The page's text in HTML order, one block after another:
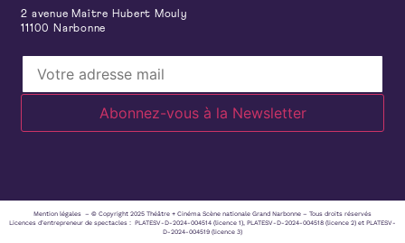
2 avenue Maître Hubert Mouly
11100 Narbonne
Mention légales – © Copyright 2025 Théâtre + Cinéma Scène nationale Grand Narbonne – Tous droits réservés
Licences d’entrepreneur de spectacles : PLATESV-D-2024-004514 (licence 1), PLATESV-D-2024-004518 (licence 2) et PLATESV-
D-2024-004519 (licence 3)